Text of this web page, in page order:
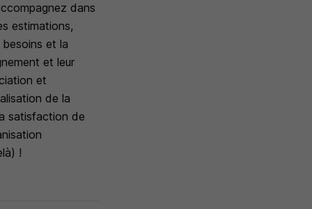
dans
estimations,
et la
et leur
et
de la
satisfaction de
!